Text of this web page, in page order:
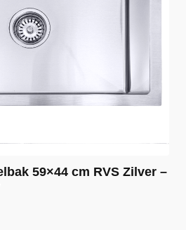
59×44 cm RVS Zilver –